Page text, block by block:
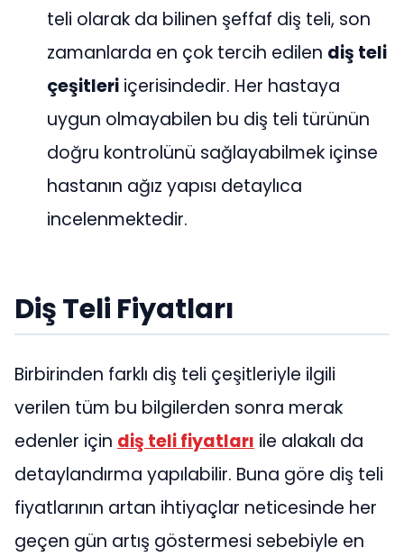
teli olarak da bilinen şeffaf diş teli, son
zamanlarda en çok tercih edilen diş teli
çeşitleri içerisindedir. Her hastaya
uygun olmayabilen bu diş teli türünün
doğru kontrolünü sağlayabilmek içinse
hastanın ağız yapısı detaylıca
incelenmektedir.
Diş Teli Fiyatları
Birbirinden farklı diş teli çeşitleriyle ilgili
verilen tüm bu bilgilerden sonra merak
edenler için diş teli fiyatları ile alakalı da
detaylandırma yapılabilir. Buna göre diş teli
fiyatlarının artan ihtiyaçlar neticesinde her
geçen gün artış göstermesi sebebiyle en